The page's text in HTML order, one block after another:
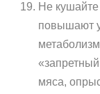
Не
повышают
мяса,